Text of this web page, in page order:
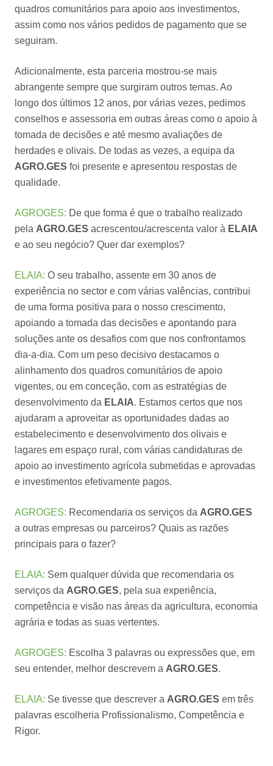
quadros comunitários para apoio aos investimentos,
assim como nos vários pedidos de pagamento que se
seguiram.
Adicionalmente, esta parceria mostrou-se mais
abrangente sempre que surgiram outros temas. Ao
longo dos últimos 12 anos, por várias vezes, pedimos
conselhos e assessoria em outras áreas como o apoio à
tomada de decisões e até mesmo avaliações de
herdades e olivais. De todas as vezes, a equipa da
AGRO.GES foi presente e apresentou respostas de
qualidade.
AGROGES: De que forma é que o trabalho realizado
pela AGRO.GES acrescentou/acrescenta valor à ELAIA
e ao seu negócio? Quer dar exemplos?
ELAIA: O seu trabalho, assente em 30 anos de
experiência no sector e com várias valências, contribui
de uma forma positiva para o nosso crescimento,
apoiando a tomada das decisões e apontando para
soluções ante os desafios com que nos confrontamos
dia-a-dia. Com um peso decisivo destacamos o
alinhamento dos quadros comunitários de apoio
vigentes, ou em conceção, com as estratégias de
desenvolvimento da ELAIA. Estamos certos que nos
ajudaram a aproveitar as oportunidades dadas ao
estabelecimento e desenvolvimento dos olivais e
lagares em espaço rural, com várias candidaturas de
apoio ao investimento agrícola submetidas e aprovadas
e investimentos efetivamente pagos.
AGROGES: Recomendaria os serviços da AGRO.GES
a outras empresas ou parceiros? Quais as razões
principais para o fazer?
ELAIA: Sem qualquer dúvida que recomendaria os
serviços da AGRO.GES, pela sua experiência,
competência e visão nas áreas da agricultura, economia
agrária e todas as suas vertentes.
AGROGES: Escolha 3 palavras ou expressões que, em
seu entender, melhor descrevem a AGRO.GES.
ELAIA: Se tivesse que descrever a AGRO.GES em três
palavras escolheria Profissionalismo, Competência e
Rigor.